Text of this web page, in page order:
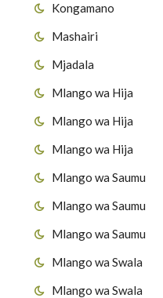
Kongamano
Mashairi
Mjadala
Mlango wa Hija
Mlango wa Hija
Mlango wa Hija
Mlango wa Saumu
Mlango wa Saumu
Mlango wa Saumu
Mlango wa Swala
Mlango wa Swala